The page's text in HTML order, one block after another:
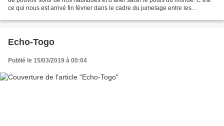
ce qui nous est arrivé fin février dans le cadre du jumelage entre les
Echo-Togo
Publié le 15/03/2019 à 00:04